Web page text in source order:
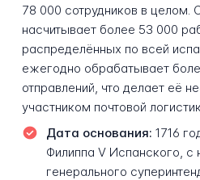
78 000 сотрудников в целом.
насчитывает более 53 000
распределённых по всей
ежегодно обрабатывает
отправлений, что делает её
участником почтовой
Дата основания: 1716
Филиппа V Испанского, с
генерального